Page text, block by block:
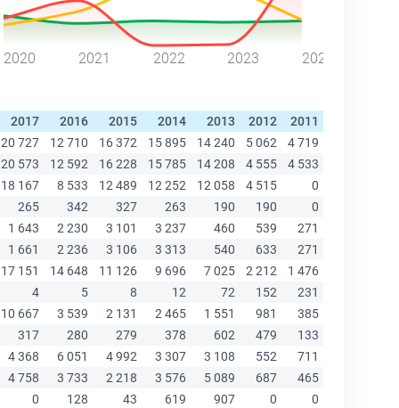
2020 2021 2022 2023 2024
2017 2016 2015 2014 2013 2012 2011